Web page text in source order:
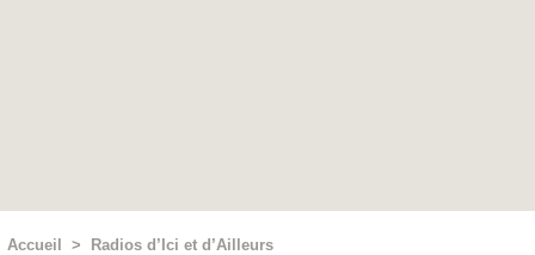
Accueil > Radios d’Ici et d’Ailleurs